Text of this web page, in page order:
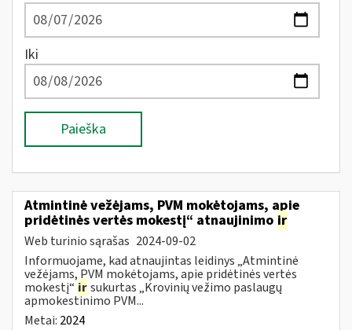
Iki
Paieška
Atmintinė vežėjams, PVM mokėtojams, apie
pridėtinės vertės mokestį“ atnaujinimo ir
Web turinio sąrašas 2024-09-02
Informuojame, kad atnaujintas leidinys „Atmintinė
vežėjams, PVM mokėtojams, apie pridėtinės vertės
mokestį“ irsukurtas „Krovinių vežimo paslaugų
apmokestinimo PVM...
Metai: 2024